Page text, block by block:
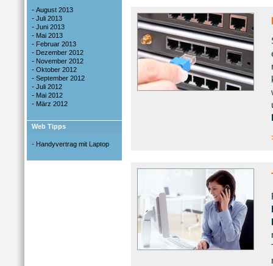
- August 2013
- Juli 2013
- Juni 2013
- Mai 2013
- Februar 2013
- Dezember 2012
- November 2012
- Oktober 2012
- September 2012
- Juli 2012
- Mai 2012
- März 2012
Web Tipps
- Handyvertrag mit Laptop